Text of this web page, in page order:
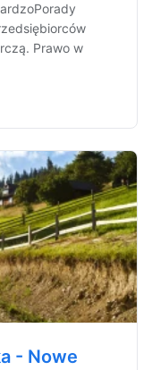
Prawo w
- Nowe